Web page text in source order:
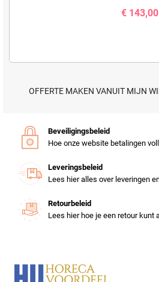
€ 143,00
OFFERTE MAKEN VANUIT MIJN
Beveiligingsbeleid
Hoe onze website betalingen
Leveringsbeleid
Lees hier alles over leveringen
Retourbeleid
Lees hier hoe je een retour kunt